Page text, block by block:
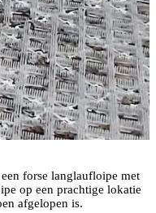
forse langlaufloipe met
op een prachtige lokatie
afgelopen is.